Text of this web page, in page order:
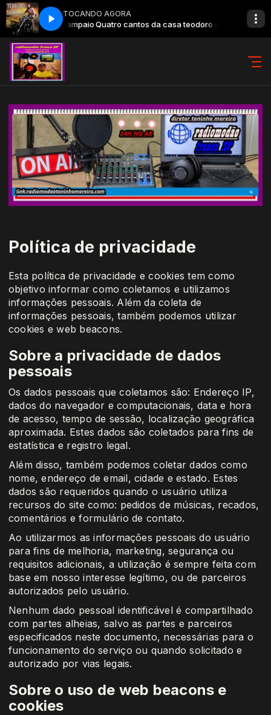
TOCANDO AGORA
teodoro e sampaioQuatro cantos da casa teodoro e sampaio
Política de privacidade
Esta política de privacidade e cookies tem como
objetivo informar como coletamos e utilizamos
informações pessoais. Além da coleta de
informações pessoais, também podemos utilizar
cookies e web beacons.
Sobre a privacidade de dados
pessoais
Os dados pessoais que coletamos são: Endereço IP,
dados do navegador e computacionais, data e hora
de acesso, tempo de sessão, localização geográfica
aproximada. Estes dados são coletados para fins de
estatística e registro legal.
Além disso, também podemos coletar dados como
nome, endereço de email, cidade e estado. Estes
dados são requeridos quando o usuário utiliza
recursos do site como: pedidos de músicas, recados,
comentários e formulário de contato.
Ao utilizarmos as informações pessoais do usuário
para fins de melhoria, marketing, segurança ou
requisitos adicionais, a utilização é sempre feita com
base em nosso interesse legítimo, ou de parceiros
autorizados pelo usuário.
Nenhum dado pessoal identificável é compartilhado
com partes alheias, salvo as partes e parceiros
especificados neste documento, necessárias para o
funcionamento do serviço ou quando solicitado e
autorizado por vias legais.
Sobre o uso de web beacons e
cookies